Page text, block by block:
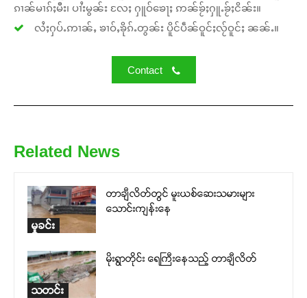
ၵၢၼ်မၢၵ်ႈမီး၊ ပၢႆးမွၼ်း လႄႈ ႁူဝ်ၶေႃႈ ဢၼ်ၶႂ်ႈႁူႉၶႂ်ႈငိၼ်း။
လႆႈႁပ်ႉဢၢၼ်ႇ ၶၢဝ်ႇၶိုၵ်ႉတွၼ်း ပိူင်ပဵၼ်ဝူင်ႈလႂ်ဝူင်ႈ ၼၼ်ႉ။
Contact
Related News
မှုခင်း
တာချီလိတ်တွင် မူးယစ်ဆေးသမားများ
သောင်းကျန်းနေ
သတင်း
မိုးရွာတိုင်း ရေကြီးနေသည့် တာချီလိတ်